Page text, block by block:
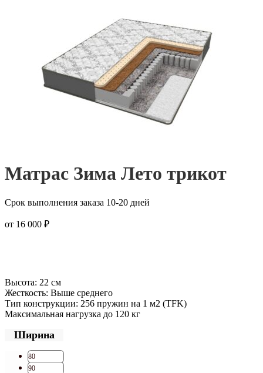
Матрас Зима Лето трикот
Срок выполнения заказа 10-20 дней
от 16 000 ₽
Высота: 22 см
Жесткость: Выше среднего
Тип конструкции: 256 пружин на 1 м2 (TFK)
Максимальная нагрузка до 120 кг
Ширина
80
90